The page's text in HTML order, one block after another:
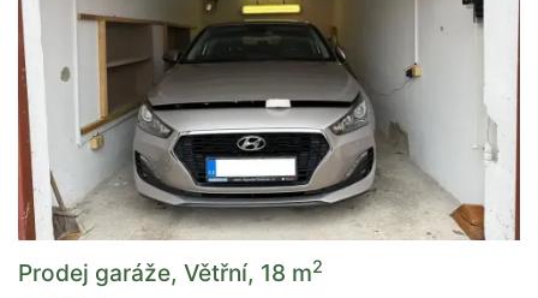
Prodej garáže, Větřní, 18 m2